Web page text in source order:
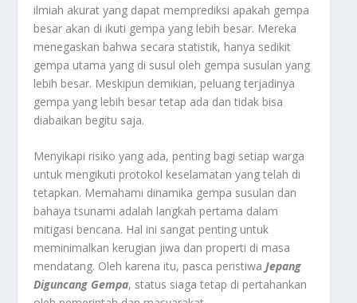
ilmiah akurat yang dapat memprediksi apakah gempa
besar akan di ikuti gempa yang lebih besar. Mereka
menegaskan bahwa secara statistik, hanya sedikit
gempa utama yang di susul oleh gempa susulan yang
lebih besar. Meskipun demikian, peluang terjadinya
gempa yang lebih besar tetap ada dan tidak bisa
diabaikan begitu saja.
Menyikapi risiko yang ada, penting bagi setiap warga
untuk mengikuti protokol keselamatan yang telah di
tetapkan. Memahami dinamika gempa susulan dan
bahaya tsunami adalah langkah pertama dalam
mitigasi bencana. Hal ini sangat penting untuk
meminimalkan kerugian jiwa dan properti di masa
mendatang. Oleh karena itu, pasca peristiwaJepang
Diguncang Gempa, status siaga tetap di pertahankan